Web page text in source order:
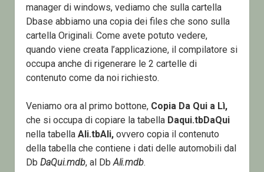
manager di windows, vediamo che sulla cartella
Dbase abbiamo una copia dei files che sono sulla
cartella Originali. Come avete potuto vedere,
quando viene creata l’applicazione, il compilatore si
occupa anche di rigenerare le 2 cartelle di
contenuto come da noi richiesto.
Veniamo ora al primo bottone, Copia Da Qui a Lì,
che si occupa di copiare la tabella Daqui.tbDaQui
nella tabella Ali.tbAli,ovvero copia il contenuto
della tabella che contiene i dati delle automobili dal
Db DaQui.mdb, al DbAli.mdb.